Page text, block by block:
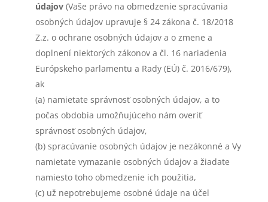
údajov(Vaše právo na obmedzenie spracúvania
osobných údajov upravuje § 24 zákona č. 18/2018
Z.z. o ochrane osobných údajov a o zmene a
doplnení niektorých zákonov a čl. 16 nariadenia
Európskeho parlamentu a Rady (EÚ) č. 2016/679),
ak
(a) namietate správnosť osobných údajov, a to
počas obdobia umožňujúceho nám overiť
správnosť osobných údajov,
(b) spracúvanie osobných údajov je nezákonné a Vy
namietate vymazanie osobných údajov a žiadate
namiesto toho obmedzenie ich použitia,
(c) už nepotrebujeme osobné údaje na účel